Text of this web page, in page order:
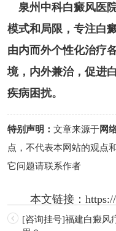
泉州中科白癜风医
模式和局限，专注白
由内而外个性化治疗
境，内外兼治，促进
疾病困扰。
特别声明： 文章来源于网
点，不代表本网站的观点
它问题请联系作者
本文链接：
[咨询挂号]福建白癜风